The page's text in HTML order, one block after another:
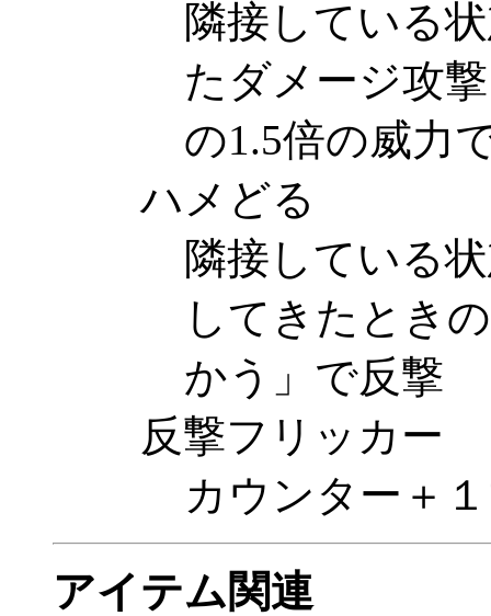
隣接している
たダメージ攻
の1.5倍の威力
ハメどる
隣接している
してきたとき
かう」で反撃
反撃フリッカー
カウンター＋
アイテム関連